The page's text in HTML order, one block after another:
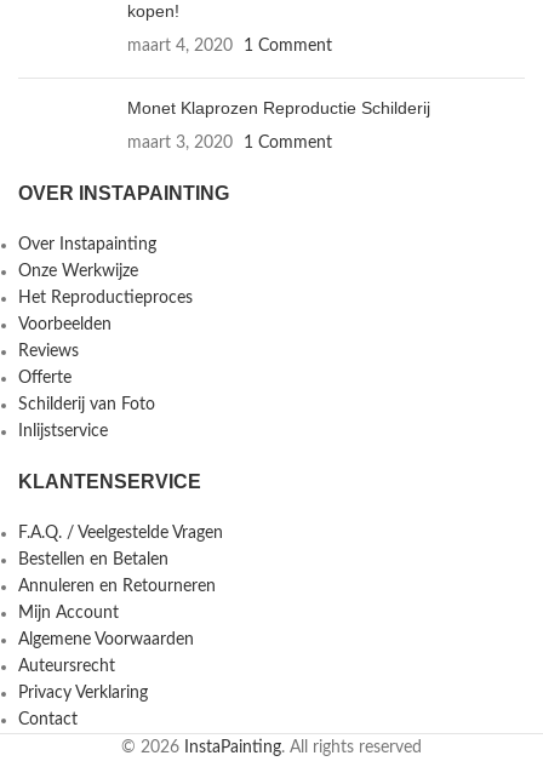
kopen!
maart 4, 2020 1 Comment
Monet Klaprozen Reproductie Schilderij
maart 3, 2020 1 Comment
OVER INSTAPAINTING
Over Instapainting
Onze Werkwijze
Het Reproductieproces
Voorbeelden
Reviews
Offerte
Schilderij van Foto
Inlijstservice
KLANTENSERVICE
F.A.Q. / Veelgestelde Vragen
Bestellen en Betalen
Annuleren en Retourneren
Mijn Account
Algemene Voorwaarden
Auteursrecht
Privacy Verklaring
Contact
© 2026
InstaPainting. All rights reserved